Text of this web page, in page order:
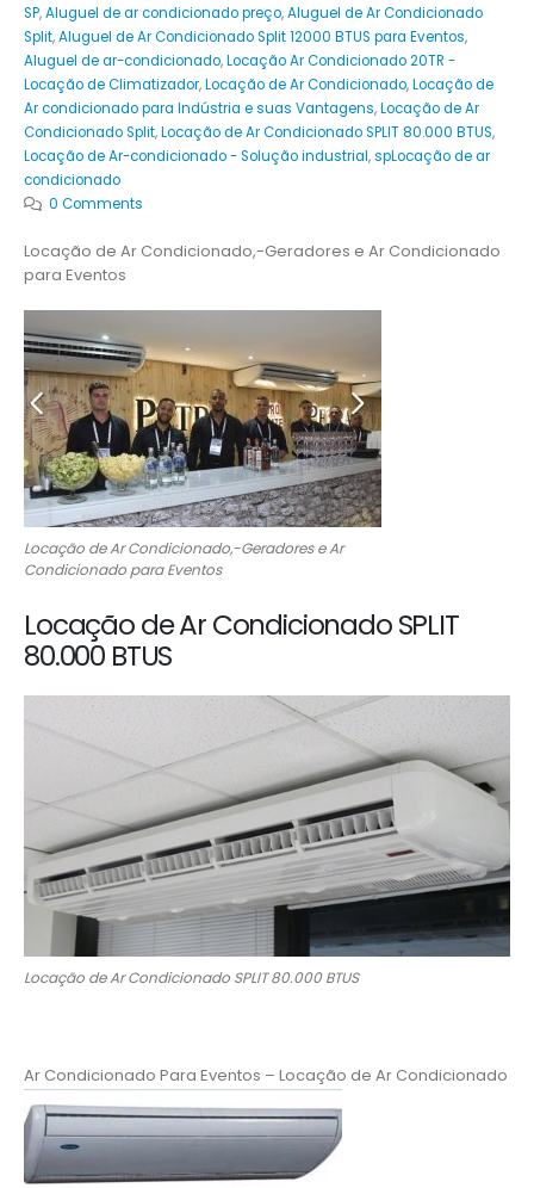
SP,Aluguel de ar condicionado preço,Aluguel de Ar Condicionado
Split,Aluguel de Ar Condicionado Split 12000 BTUS para Eventos,
Aluguel de ar-condicionado,Locação Ar Condicionado 20TR -
Locação de Climatizador,Locação de Ar Condicionado,Locação de
Ar condicionado para Indústria e suas Vantagens,Locação de Ar
Condicionado Split,Locação de Ar Condicionado SPLIT 80.000 BTUS,
Locação de Ar-condicionado - Solução industrial,spLocação de ar
condicionado
0 Comments
Locação de Ar Condicionado,-Geradores e Ar Condicionado
para Eventos
Locação de Ar Condicionado,-Geradores e Ar
Condicionado para Eventos
Locação de Ar Condicionado SPLIT
80.000 BTUS
Locação de Ar Condicionado SPLIT 80.000 BTUS
Ar Condicionado Para Eventos – Locação de Ar Condicionado